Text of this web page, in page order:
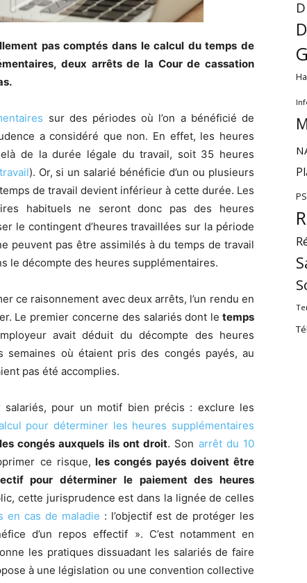
pas comptés dans le calcul du temps de
deux arrêts de la Cour de cassation
sur des périodes où l’on a bénéficié de
a considéré que non. En effet, les heures
de la durée légale du travail, soit 35 heures
). Or, si un salarié bénéficie d’un ou plusieurs
de travail devient inférieur à cette durée. Les
habituels ne seront donc pas des heures
le contingent d’heures travaillées sur la période
peuvent pas être assimilés à du temps de travail
le décompte des heures supplémentaires.
ce raisonnement avec deux arrêts, l’un rendu en
Le premier concerne des salariés dont le temps
avait déduit du décompte des heures
semaines où étaient pris des congés payés, au
pas été accomplies.
pour un motif bien précis : exclure les
pour déterminer les heures supplémentaires
congés auxquels ils ont droit. Son arrêt du 10
ce risque, les congés payés doivent être
pour déterminer le paiement des heures
cette jurisprudence est dans la lignée de celles
en cas de maladie : l’objectif est de protéger les
d’un repos effectif ». C’est notamment en
les pratiques dissuadant les salariés de faire
à une législation ou une convention collective